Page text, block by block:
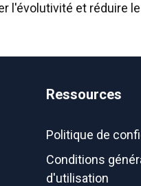
l'évolutivité et réduire
Ressources
Politique de
Conditions
d'utilisation